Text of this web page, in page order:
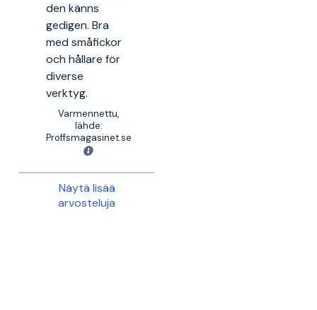
den känns
gedigen. Bra
med småfickor
och hållare för
diverse
verktyg.
Varmennettu,
lähde:
Proffsmagasinet.se
Näytä lisää
arvosteluja